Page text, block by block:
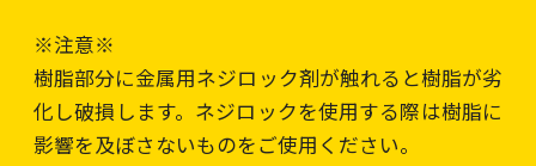
※注意※
樹脂部分に金属用ネジロック剤が触れると樹脂が劣
化し破損します。ネジロックを使用する際は樹脂に
影響を及ぼさないものをご使用ください。